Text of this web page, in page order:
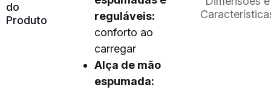
do
Produto
reguláveis:
conforto ao
carregar
Alça de mão
espumada: